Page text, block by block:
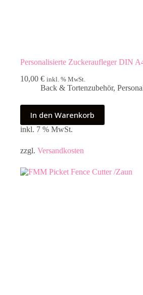
Personalisierte Zuckeraufleger DIN
10,00 € inkl. % MwSt.
Back & Tortenzubehör,
In den Warenkorb
inkl. 7 % MwSt.
zzgl. Versandkosten